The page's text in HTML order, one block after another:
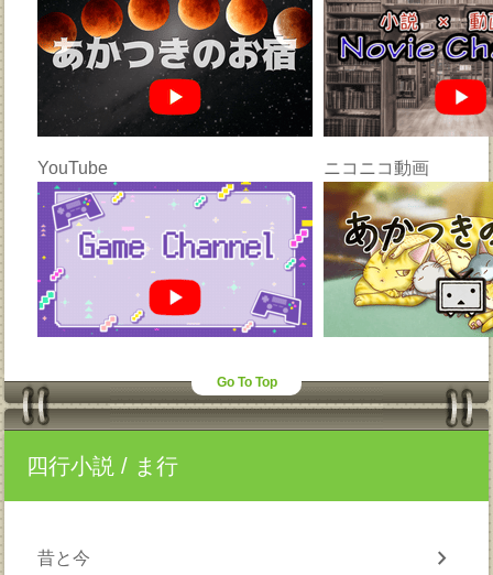
YouTube ニコニコ動画
Go To Top
四行小説 / ま行
昔と今 chevron_right